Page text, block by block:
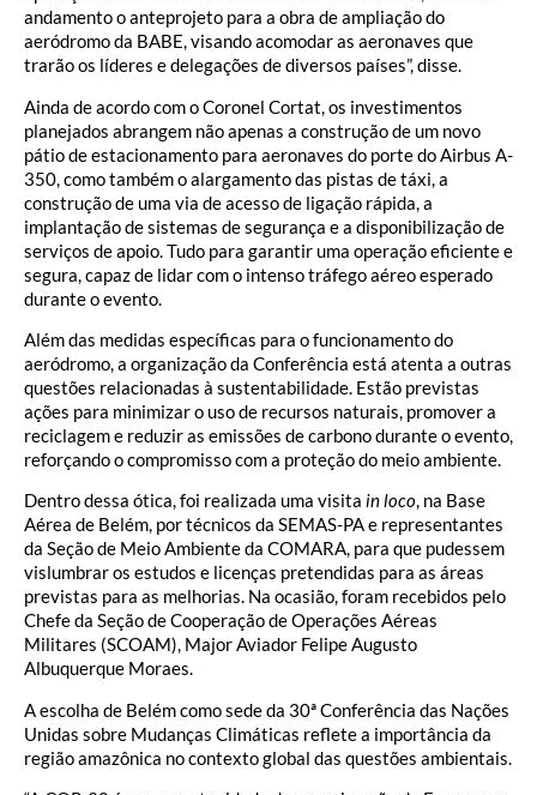
andamento o anteprojeto para a obra de ampliação do
aeródromo da BABE, visando acomodar as aeronaves que
trarão os líderes e delegações de diversos países”, disse.
Ainda de acordo com o Coronel Cortat, os investimentos
planejados abrangem não apenas a construção de um novo
pátio de estacionamento para aeronaves do porte do Airbus A-
350, como também o alargamento das pistas de táxi, a
construção de uma via de acesso de ligação rápida, a
implantação de sistemas de segurança e a disponibilização de
serviços de apoio. Tudo para garantir uma operação eficiente e
segura, capaz de lidar com o intenso tráfego aéreo esperado
durante o evento.
Além das medidas específicas para o funcionamento do
aeródromo, a organização da Conferência está atenta a outras
questões relacionadas à sustentabilidade. Estão previstas
ações para minimizar o uso de recursos naturais, promover a
reciclagem e reduzir as emissões de carbono durante o evento,
reforçando o compromisso com a proteção do meio ambiente.
Dentro dessa ótica, foi realizada uma visita in loco, na Base
Aérea de Belém, por técnicos da SEMAS-PA e representantes
da Seção de Meio Ambiente da COMARA, para que pudessem
vislumbrar os estudos e licenças pretendidas para as áreas
previstas para as melhorias. Na ocasião, foram recebidos pelo
Chefe da Seção de Cooperação de Operações Aéreas
Militares (SCOAM), Major Aviador Felipe Augusto
Albuquerque Moraes.
A escolha de Belém como sede da 30ª Conferência das Nações
Unidas sobre Mudanças Climáticas reflete a importância da
região amazônica no contexto global das questões ambientais.